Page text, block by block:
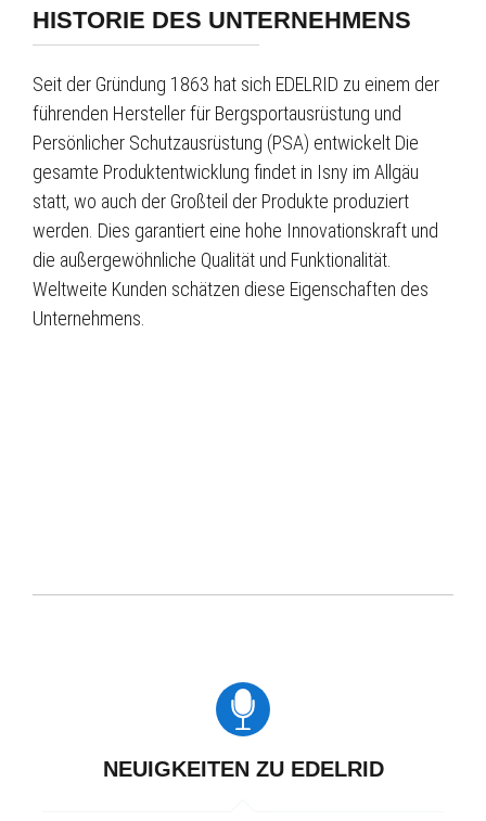
HISTORIE DES UNTERNEHMENS
Seit der Gründung 1863 hat sich EDELRID zu einem der
führenden Hersteller für Bergsportausrüstung und
Persönlicher Schutzausrüstung (PSA) entwickelt Die
gesamte Produktentwicklung findet in Isny im Allgäu
statt, wo auch der Großteil der Produkte produziert
werden. Dies garantiert eine hohe Innovationskraft und
die außergewöhnliche Qualität und Funktionalität.
Weltweite Kunden schätzen diese Eigenschaften des
Unternehmens.
NEUIGKEITEN ZU EDELRID